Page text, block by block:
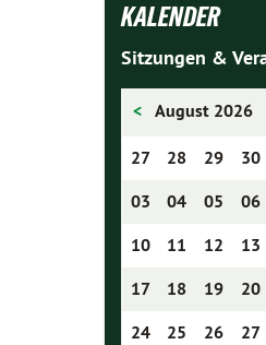
KALENDER
Sitzungen &
< August 2026
27 28 29 30
03
04 05 06
10
11 12 13
17
18 19 20
24
25 26 27